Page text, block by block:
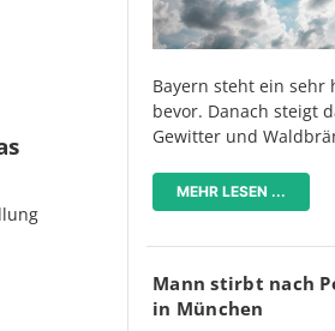
Bayern steht ein sehr
bevor. Danach steigt
Gewitter und
MEHR LESEN ...
Mann stirbt nach
in München